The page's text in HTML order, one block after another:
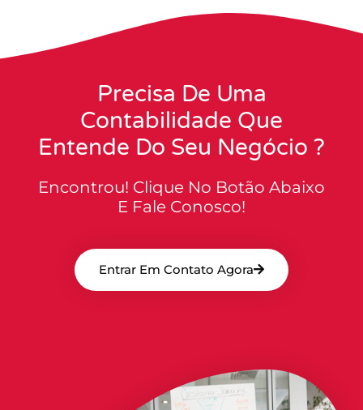
Precisa De Uma
Contabilidade Que
Entende Do Seu Negócio ?
Encontrou! Clique No Botão Abaixo
E Fale Conosco!
Entrar Em Contato Agora